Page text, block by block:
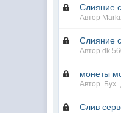
Слияние
Автор
Слияние
Автор
монеты
Автор .Бyx. ,
Слив